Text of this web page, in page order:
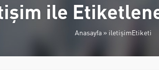
ile
Anasayfa» iletişimEtiketi